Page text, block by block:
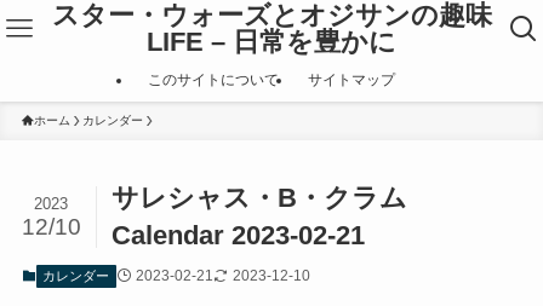
スター・ウォーズとオジサンの趣味
LIFE – 日常を豊かに
このサイトについて サイトマップ
ホーム カレンダー
サレシャス・B・クラム
Calendar 2023-02-21
2023
12/10
カレンダー 2023-02-21 2023-12-10